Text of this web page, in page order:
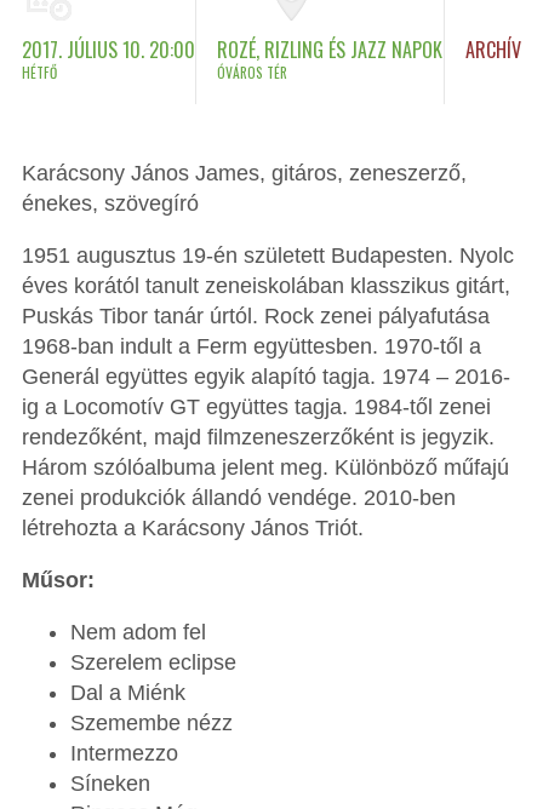
2017. JÚLIUS 10. 20:00
HÉTFŐ
ROZÉ, RIZLING ÉS JAZZ NAPOK
ÓVÁROS TÉR
ARCHÍV
Karácsony János James, gitáros, zeneszerző,
énekes, szövegíró
1951 augusztus 19-én született Budapesten. Nyolc
éves korától tanult zeneiskolában klasszikus gitárt,
Puskás Tibor tanár úrtól. Rock zenei pályafutása
1968-ban indult a Ferm együttesben. 1970-től a
Generál együttes egyik alapító tagja. 1974 – 2016-
ig a Locomotív GT együttes tagja. 1984-től zenei
rendezőként, majd filmzeneszerzőként is jegyzik.
Három szólóalbuma jelent meg. Különböző műfajú
zenei produkciók állandó vendége. 2010-ben
létrehozta a Karácsony János Triót.
Műsor:
Nem adom fel
Szerelem eclipse
Dal a Miénk
Szemembe nézz
Intermezzo
Síneken